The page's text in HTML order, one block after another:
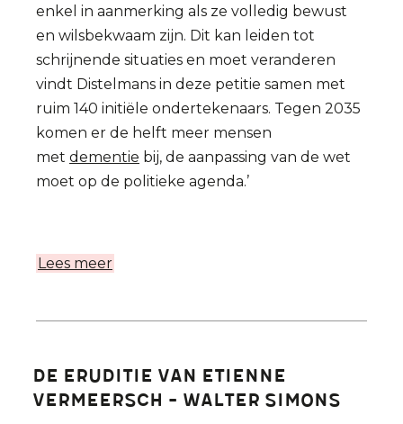
enkel in aanmerking als ze volledig bewust
en wilsbekwaam zijn. Dit kan leiden tot
schrijnende situaties en moet veranderen
vindt Distelmans in deze petitie samen met
ruim 140 initiële ondertekenaars. Tegen 2035
komen er de helft meer mensen
met dementie bij, de aanpassing van de wet
moet op de politieke agenda.’
Lees meer
LEIF:
'Geef
De eruditie van Etienne
Vermeersch - Walter Simons